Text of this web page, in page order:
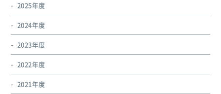
2025年度
2024年度
2023年度
2022年度
2021年度